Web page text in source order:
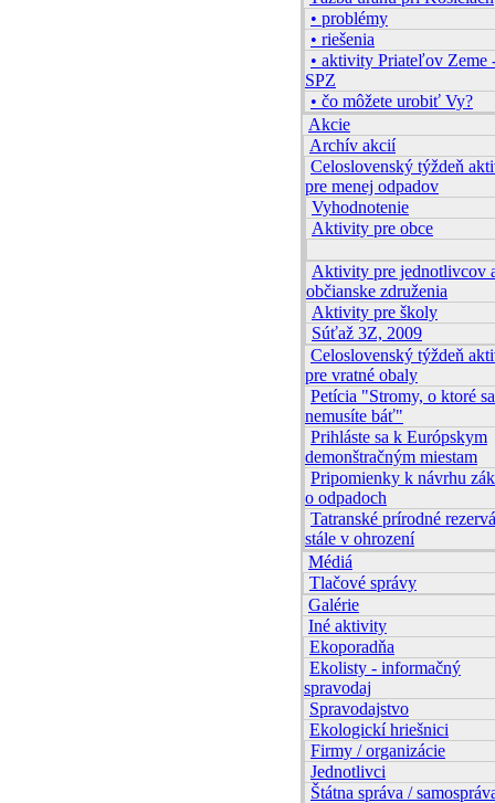
• problémy
• riešenia
• aktivity Priateľov Zeme
SPZ
• čo môžete urobiť Vy?
Akcie
Archív akcií
Celoslovenský týždeň
pre menej odpadov
Vyhodnotenie
Aktivity pre obce
Aktivity pre jednotlivcov
občianske združenia
Aktivity pre školy
Súťaž 3Z, 2009
Celoslovenský týždeň
pre vratné obaly
Petícia "Stromy, o ktoré sa
nemusíte báť"
Prihláste sa k Európskym
demonštračným miestam
Pripomienky k návrhu
o odpadoch
Tatranské prírodné
stále v ohrození
Médiá
Tlačové správy
Galérie
Iné aktivity
Ekoporadňa
Ekolisty - informačný
spravodaj
Spravodajstvo
Ekologickí hriešnici
Firmy / organizácie
Jednotlivci
Štátna správa /